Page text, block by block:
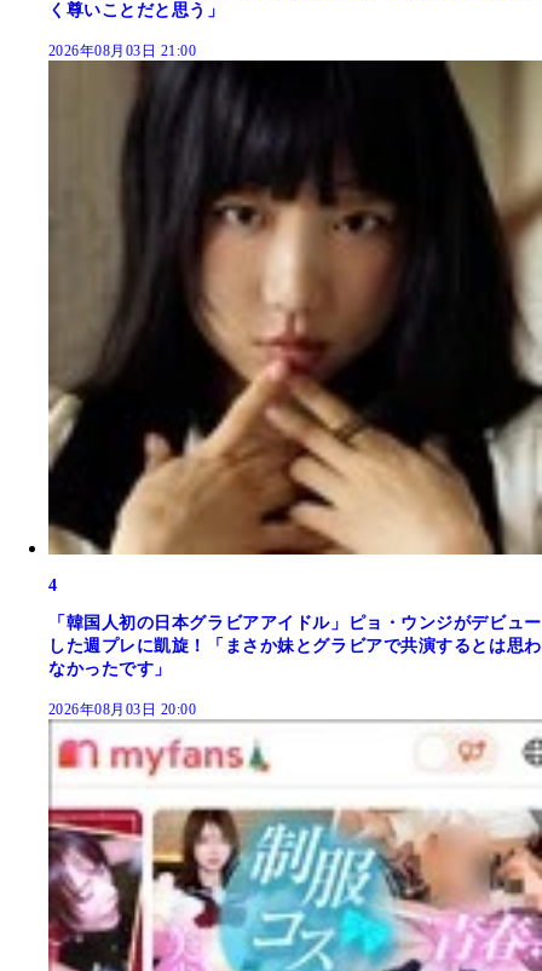
く尊いことだと思う」
2026年08月03日 21:00
4
「韓国人初の日本グラビアアイドル」ピョ・ウンジがデビュー
した週プレに凱旋！「まさか妹とグラビアで共演するとは思わ
なかったです」
2026年08月03日 20:00